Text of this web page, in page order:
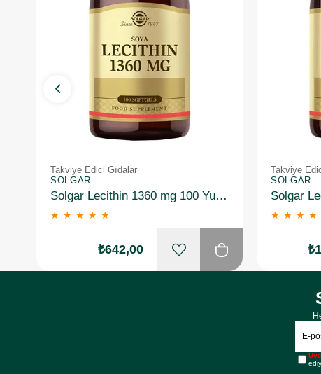
Takviye Edici Gıdalar
SOLGAR
Solgar Lecithin 1360 mg 100 Yumuşak Jelatin Kapsül
★ ★ ★ ★ ★
₺642,00
Takviye
SOLGAR
★ ★ ★ ★